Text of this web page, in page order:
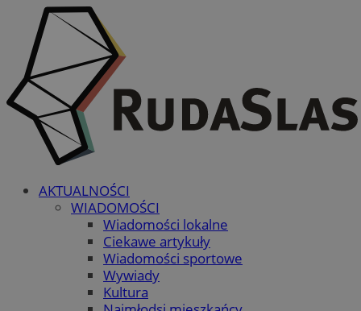
AKTUALNOŚCI
WIADOMOŚCI
Wiadomości lokalne
Ciekawe artykuły
Wiadomości sportowe
Wywiady
Kultura